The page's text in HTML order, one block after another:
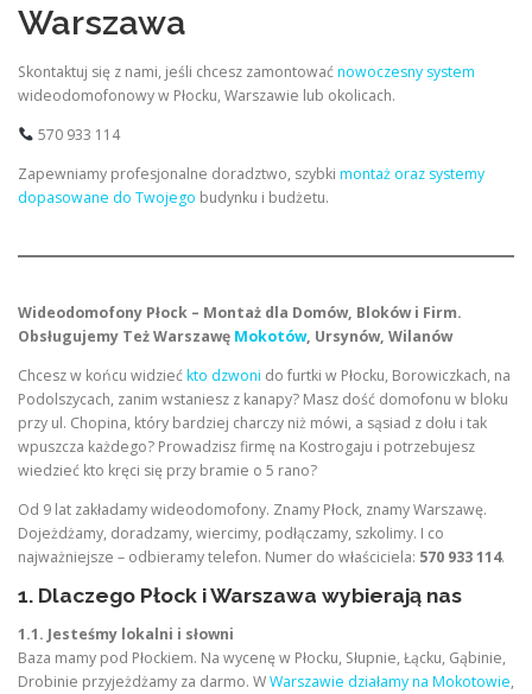
Warszawa
Skontaktuj się z nami, jeśli chcesz zamontowaćnowoczesny system
wideodomofonowy w Płocku, Warszawie lub okolicach.
570 933 114
Zapewniamy profesjonalne doradztwo, szybki montaż oraz systemy
dopasowane do Twojego budynku i budżetu.
Wideodomofony Płock – Montaż dla Domów, Bloków i Firm.
Obsługujemy Też Warszawę Mokotów, Ursynów, Wilanów
Chcesz w końcu widziećkto dzwoni do furtki w Płocku, Borowiczkach, na
Podolszycach, zanim wstaniesz z kanapy? Masz dość domofonu w bloku
przy ul. Chopina, który bardziej charczy niż mówi, a sąsiad z dołu i tak
wpuszcza każdego? Prowadzisz firmę na Kostrogaju i potrzebujesz
wiedzieć kto kręci się przy bramie o 5 rano?
Od 9 lat zakładamy wideodomofony. Znamy Płock, znamy Warszawę.
Dojeżdżamy, doradzamy, wiercimy, podłączamy, szkolimy. I co
najważniejsze – odbieramy telefon. Numer do właściciela: 570 933 114.
1. Dlaczego Płock i Warszawa wybierają nas
1.1. Jesteśmy lokalni i słowni
Baza mamy pod Płockiem. Na wycenę w Płocku, Słupnie, Łącku, Gąbinie,
Drobinie przyjeżdżamy za darmo. WWarszawie działamy na Mokotowie,